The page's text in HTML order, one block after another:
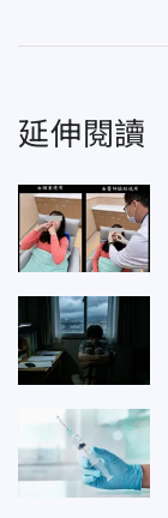
延伸閱讀